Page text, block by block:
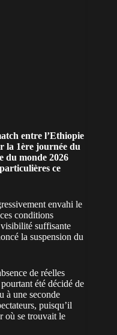
entre l’Ethiopie
la 1ère journée du
du monde 2026
ce
envahi le
conditions
visibilité suffisante
la suspension du
de réelles
été décidé de
à une seconde
puisqu’il
où se trouvait le